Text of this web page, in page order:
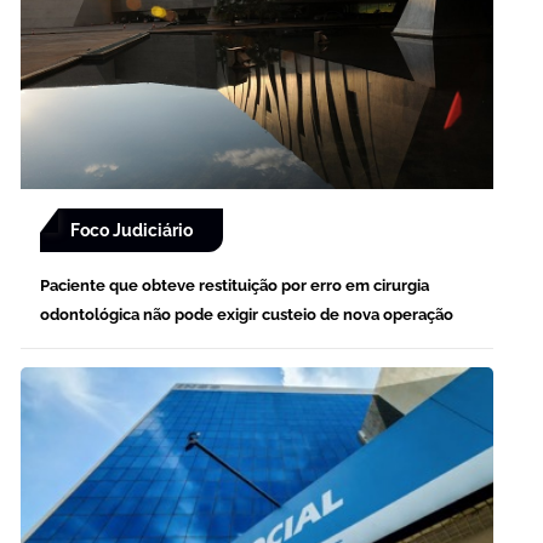
Foco Judiciário
Paciente que obteve restituição por erro em cirurgia
odontológica não pode exigir custeio de nova operação